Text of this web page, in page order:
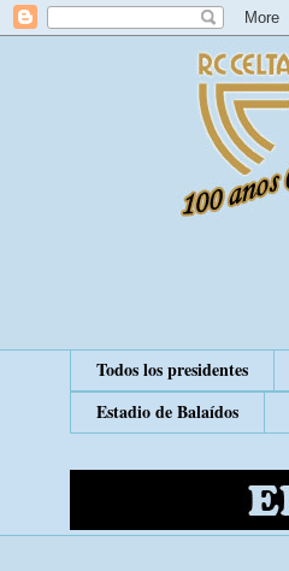
Todos los presidentes
Estadio de Balaídos